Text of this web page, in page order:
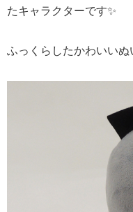
たキャラクターです✨
ふっくらしたかわいい